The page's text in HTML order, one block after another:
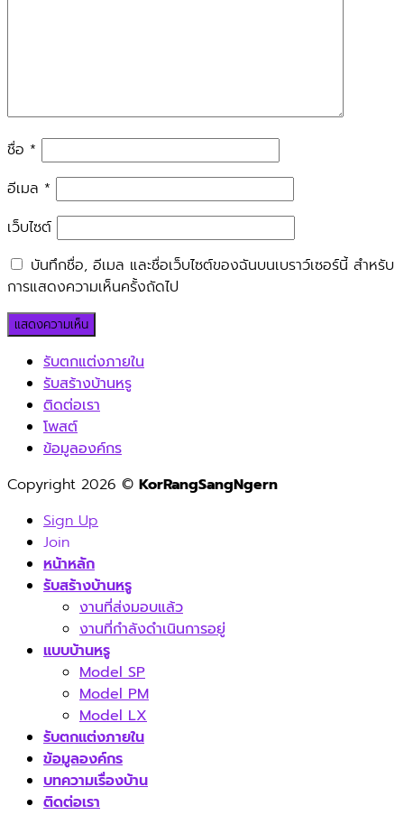
ชื่อ *
อีเมล *
เว็บไซต์
บันทึกชื่อ, อีเมล และชื่อเว็บไซต์ของฉันบนเบราว์เซอร์นี้ สำหรับ
การแสดงความเห็นครั้งถัดไป
รับตกแต่งภายใน
รับสร้างบ้านหรู
ติดต่อเรา
โพสต์
ข้อมูลองค์กร
Copyright 2026 © KorRangSangNgern
Sign Up
Join
หน้าหลัก
รับสร้างบ้านหรู
งานที่ส่งมอบแล้ว
งานที่กำลังดำเนินการอยู่
แบบบ้านหรู
Model SP
Model PM
Model LX
รับตกแต่งภายใน
ข้อมูลองค์กร
บทความเรื่องบ้าน
ติดต่อเรา